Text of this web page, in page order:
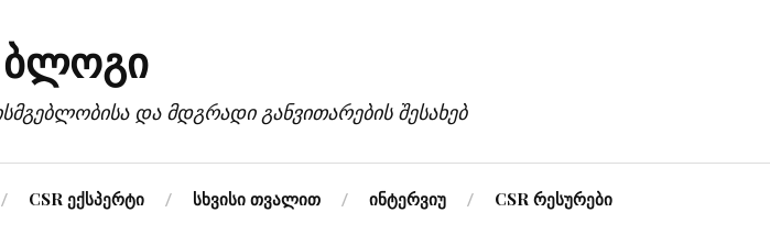
ბლოგი
და მდგრადი განვითარების შესახებ
CSR ექსპერტი სხვისი თვალით ინტერვიუ CSR რესურები